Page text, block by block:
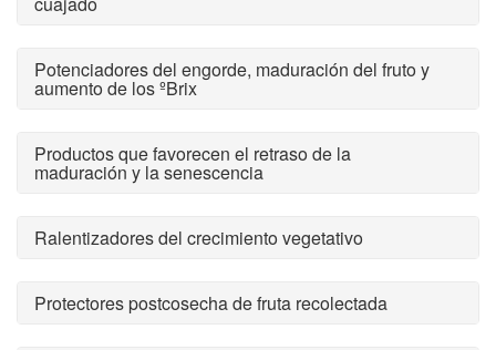
Potenciadores del engorde, maduración del fruto y
aumento de los ºBrix
Productos que favorecen el retraso de la
maduración y la senescencia
Ralentizadores del crecimiento vegetativo
Protectores postcosecha de fruta recolectada